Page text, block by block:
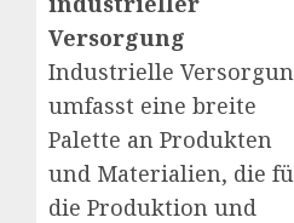
Versorgung
Industrielle
umfasst eine breite
Palette an Produkten
und Materialien, die
die Produktion und